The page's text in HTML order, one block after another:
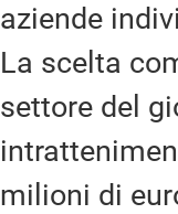
aziende
La scelta
settore del
milioni di